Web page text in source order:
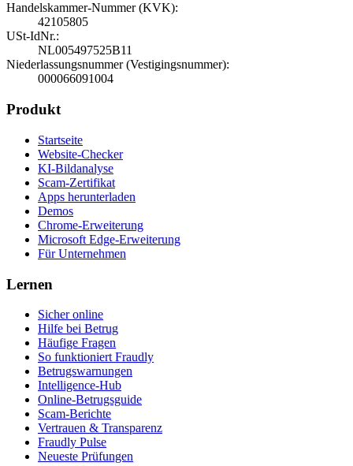
Handelskammer-Nummer (KVK):
42105805
USt-IdNr.:
NL005497525B11
Niederlassungsnummer (Vestigingsnummer):
000066091004
Produkt
Startseite
Website-Checker
KI-Bildanalyse
Scam-Zertifikat
Apps herunterladen
Demos
Chrome-Erweiterung
Microsoft Edge-Erweiterung
Für Unternehmen
Lernen
Sicher online
Hilfe bei Betrug
Häufige Fragen
So funktioniert Fraudly
Betrugswarnungen
Intelligence-Hub
Online-Betrugsguide
Scam-Berichte
Vertrauen & Transparenz
Fraudly Pulse
Neueste Prüfungen